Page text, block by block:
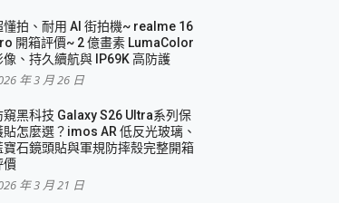
軟體
V30 Pro
懂拍、耐用 AI 街拍機~ realme 16
開箱評價~ 2 億畫素 LumaColor
像、持久續航與 IP69K 高防護
年 3 月 26 日
窺黑科技 Galaxy S26 Ultra系列保
貼怎麼選？imos AR 低反光玻璃、
寶石鏡頭貼與軍規防摔殼完整開箱
價
年 3 月 21 日